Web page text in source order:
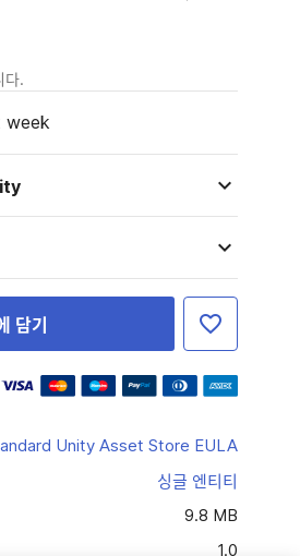
다.
담기
Unity Asset Store EULA
싱글 엔티티
9.8 MB
1.0